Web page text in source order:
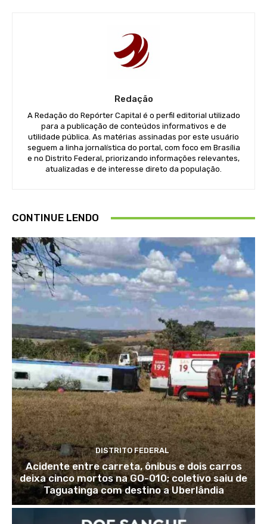
Redação
A Redação do Repórter Capital é o perfil editorial utilizado
para a publicação de conteúdos informativos e de
utilidade pública. As matérias assinadas por este usuário
seguem a linha jornalística do portal, com foco em Brasília
e no Distrito Federal, priorizando informações relevantes,
atualizadas e de interesse direto da população.
CONTINUE LENDO
DISTRITO FEDERAL
Acidente entre carreta, ônibus e dois carros
deixa cinco mortos na GO-010; coletivo saiu de
Taguatinga com destino a Uberlândia